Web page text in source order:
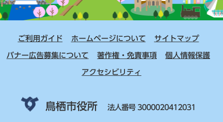
ご利用ガイド ホームページについて サイトマップ
バナー広告募集について 著作権・免責事項 個人情報保護
アクセシビリティ
鳥栖市役所 法人番号 3000020412031